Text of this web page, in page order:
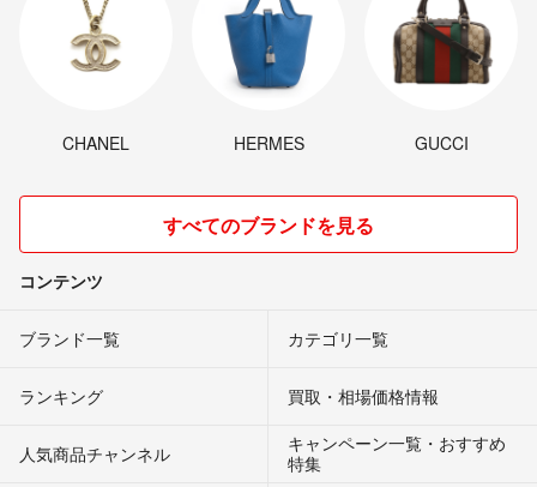
CHANEL HERMES GUCCI
すべてのブランドを見る
コンテンツ
ブランド一覧 カテゴリ一覧
ランキング 買取・相場価格情報
人気商品チャンネル
キャンペーン一覧・おすすめ
特集